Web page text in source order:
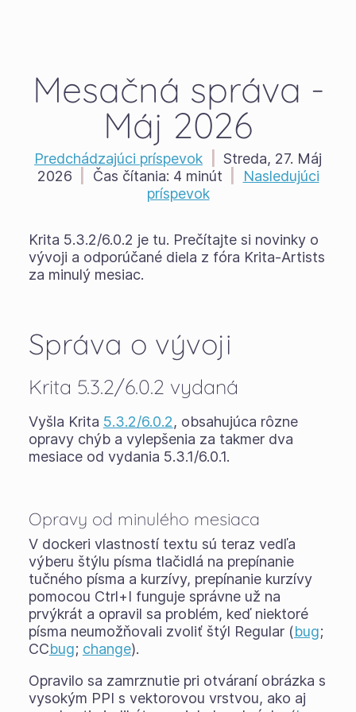
Mesačná správa -
Máj 2026
Predchádzajúci príspevok
Streda, 27. Máj
2026
Čas čítania: 4 minút
Nasledujúci
príspevok
Krita 5.3.2/6.0.2 je tu. Prečítajte si novinky o
vývoji a odporúčané diela z fóra Krita-Artists
za minulý mesiac.
Správa o vývoji
Krita 5.3.2/6.0.2 vydaná
Vyšla Krita 5.3.2/6.0.2, obsahujúca rôzne
opravy chýb a vylepšenia za takmer dva
mesiace od vydania 5.3.1/6.0.1.
Opravy od minulého mesiaca
V dockeri vlastností textu sú teraz vedľa
výberu štýlu písma tlačidlá na prepínanie
tučného písma a kurzívy, prepínanie kurzívy
pomocou Ctrl+I funguje správne už na
prvýkrát a opravil sa problém, keď niektoré
písma neumožňovali zvoliť štýl Regular (bug;
CCbug; change).
Opravilo sa zamrznutie pri otváraní obrázka s
vysokým PPI s vektorovou vrstvou, ako aj